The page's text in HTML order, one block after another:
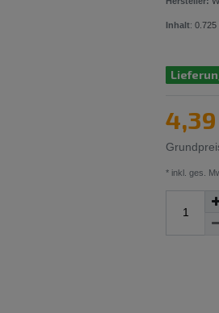
Inhalt:0.725
4,39
* inkl. ges.